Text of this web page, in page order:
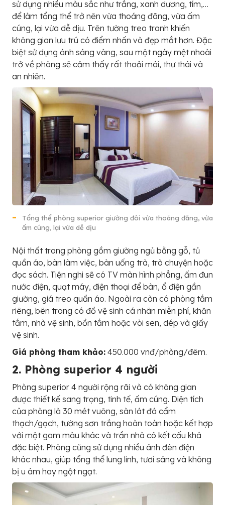
sử dụng nhiều màu sắc như trắng, xanh dương, tím,…
để làm tổng thể trở nên vừa thoáng đãng, vừa ấm
cúng, lại vừa dễ dịu. Trên tường treo tranh khiến
không gian lưu trú có điểm nhấn và đẹp mắt hơn. Đặc
biệt sử dụng ánh sáng vàng, sau một ngày mệt nhoài
trở về phòng sẽ cảm thấy rất thoải mái, thư thái và
an nhiên.
Tổng thể phòng superior giường đôi vừa thoáng đãng, vừa
ấm cúng, lại vừa dễ dịu
Nội thất trong phòng gồm giường ngủ bằng gỗ, tủ
quần áo, bàn làm việc, bàn uống trà, trò chuyện hoặc
đọc sách. Tiện nghi sẽ có TV màn hình phẳng, ấm đun
nước điện, quạt máy, điện thoại để bàn, ổ điện gần
giường, giá treo quần áo. Ngoài ra còn có phòng tắm
riêng, bên trong có đồ vệ sinh cá nhân miễn phí, khăn
tắm, nhà vệ sinh, bồn tắm hoặc vòi sen, dép và giấy
vệ sinh.
Giá phòng tham khảo: 450.000 vnđ/phòng/đêm.
2. Phòng superior 4 người
Phòng superior 4 người rộng rãi và có không gian
được thiết kế sang trọng, tinh tế, ấm cúng. Diện tích
của phòng là 30 mét vuông, sàn lát đá cẩm
thạch/gạch, tường sơn trắng hoàn toàn hoặc kết hợp
với một gam màu khác và trần nhà có kết cấu khá
đặc biệt. Phòng cũng sử dụng nhiều ánh đèn điện
khác nhau, giúp tổng thể lung linh, tươi sáng và không
bị u ám hay ngột ngạt.